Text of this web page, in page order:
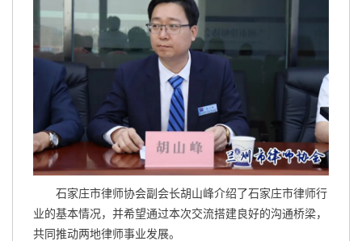
石家庄市律师协会副会长胡山峰介绍了石家庄市律师行
业的基本情况，并希望通过本次交流搭建良好的沟通桥梁，
共同推动两地律师事业发展。